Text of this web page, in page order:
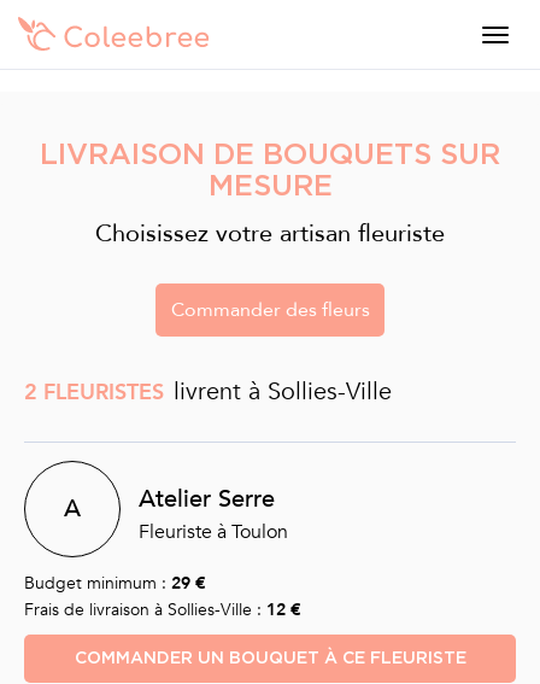
LIVRAISON DE BOUQUETS SUR
MESURE
Choisissez votre artisan fleuriste
Commander des fleurs
2 FLEURISTES livrent à Sollies-Ville
A Atelier Serre
Fleuriste à Toulon
Budget minimum : 29 €
Frais de livraison à Sollies-Ville : 12 €
COMMANDER UN BOUQUET À CE FLEURISTE